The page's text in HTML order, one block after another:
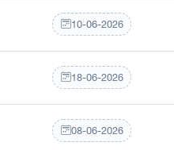
10-06-2026
18-06-2026
08-06-2026